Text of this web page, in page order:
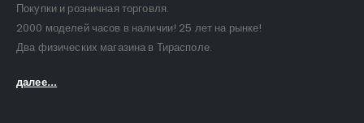
Покупки и розничная торговля.
2000 моделей часов в наличии! 25 лет на рынке!
Два физических магазина в Тирасполе.
далее...